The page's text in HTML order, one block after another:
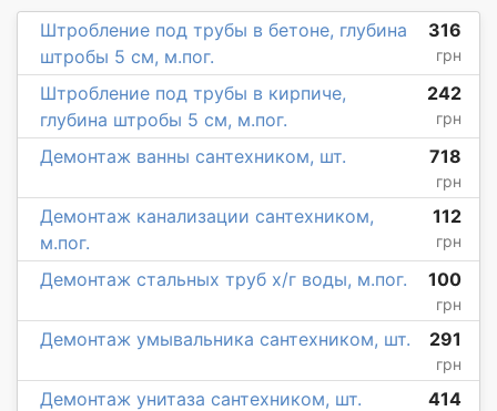
Штробление под трубы в бетоне, глубина
штробы 5 см, м.пог.
316
грн
Штробление под трубы в кирпиче,
глубина штробы 5 см, м.пог.
242
грн
Демонтаж ванны сантехником, шт. 718
грн
Демонтаж канализации сантехником,
м.пог.
112
грн
Демонтаж стальных труб х/г воды, м.пог. 100
грн
Демонтаж умывальника сантехником, шт. 291
грн
Демонтаж унитаза сантехником, шт. 414